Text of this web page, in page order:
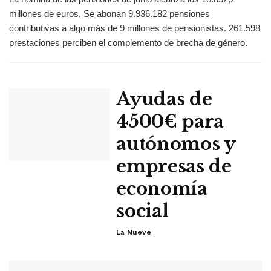
millones de euros. Se abonan 9.936.182 pensiones
contributivas a algo más de 9 millones de pensionistas. 261.598
prestaciones perciben el complemento de brecha de género.
Ayudas de
4500€ para
autónomos y
empresas de
economía
social
La Nueve